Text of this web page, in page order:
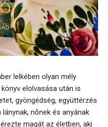
lelkében olyan mély
elolvasása után is
gyöngédség, együttérzés
nőnek és anyának
magát az életben, aki